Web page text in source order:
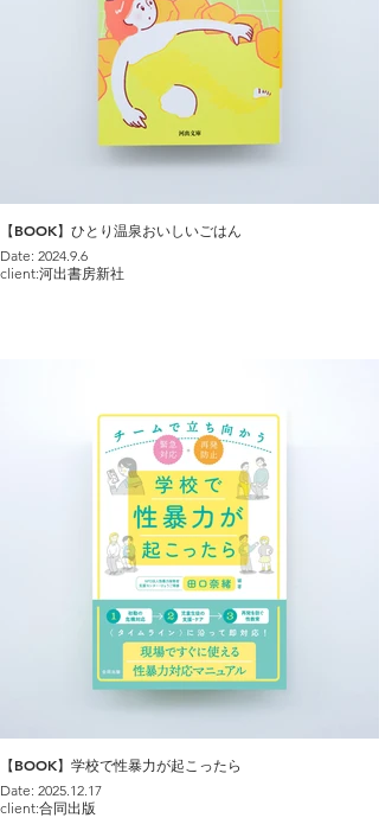
【BOOK】ひとり温泉おいしいごはん
Date: 2024.9.6
client:河出書房新社
【BOOK】学校で性暴力が起こったら
Date: 2025.12.17
client:合同出版